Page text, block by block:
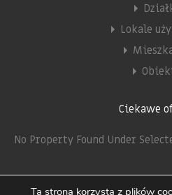
Lokale
Ciekawe
No Property Found Under
Ta strona korzysta z plików